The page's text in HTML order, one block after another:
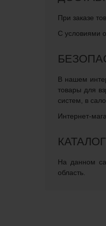
При заказе
С условиями
В нашем
товары для
систем, в
Интернет-
На данном
область.